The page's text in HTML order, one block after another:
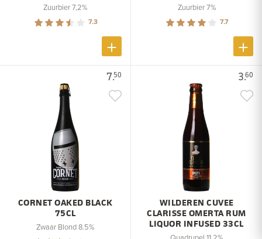
Zuurbier 7,2%
7.3
Zuurbier 7%
7.7
7.50
CORNET OAKED BLACK
75CL
Zwaar Blond 8.5%
3.60
WILDEREN CUVEE
CLARISSE OMERTA RUM
LIQUOR INFUSED 33CL